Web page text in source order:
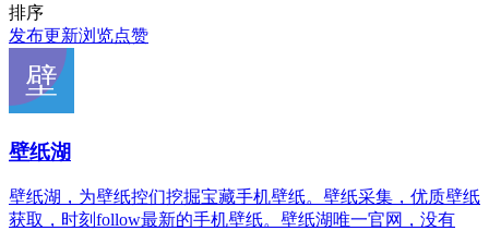
排序
发布更新浏览点赞
壁纸湖
壁纸湖，为壁纸控们挖掘宝藏手机壁纸。壁纸采集，优质壁纸
获取，时刻follow最新的手机壁纸。壁纸湖唯一官网，没有